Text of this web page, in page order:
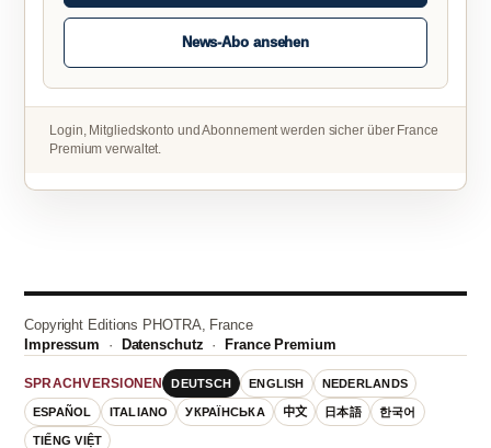
News-Abo ansehen
Login, Mitgliedskonto und Abonnement werden sicher über France
Premium verwaltet.
Copyright Editions PHOTRA, France
Impressum · Datenschutz · France Premium
SPRACHVERSIONEN DEUTSCH ENGLISH NEDERLANDS
ESPAÑOL ITALIANO УКРАЇНСЬКА 中文 日本語 한국어
TIẾNG VIỆT